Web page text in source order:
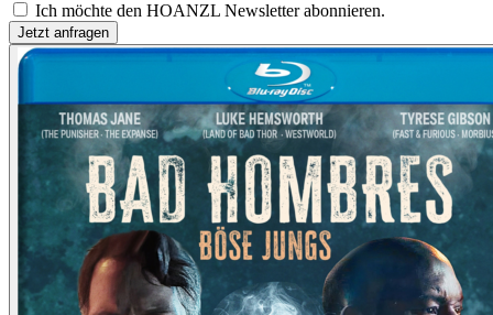
Ich möchte den HOANZL Newsletter abonnieren.